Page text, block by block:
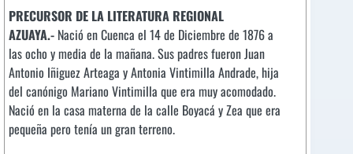
PRECURSOR DE LA LITERATURA REGIONAL
AZUAYA.- Nació en Cuenca el 14 de Diciembre de 1876 a
las ocho y media de la mañana. Sus padres fueron Juan
Antonio Iñiguez Arteaga y Antonia Vintimilla Andrade, hija
del canónigo Mariano Vintimilla que era muy acomodado.
Nació en la casa materna de la calle Boyacá y Zea que era
pequeña pero tenía un gran terreno.